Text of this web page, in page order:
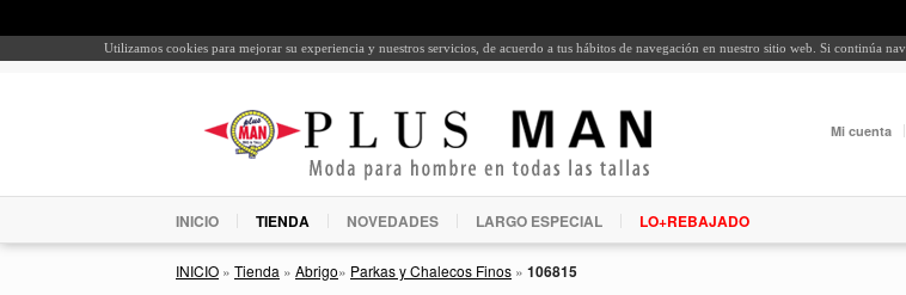
Utilizamos cookies para mejorar su experiencia y nuestros servicios, de acuerdo a tus hábitos de navegación en nuestro sitio web. Si continúa
Mi cuenta
INICIO TIENDA NOVEDADES LARGO ESPECIAL LO+REBAJADO
INICIO » Tienda » Abrigo» Parkas y Chalecos Finos » 106815